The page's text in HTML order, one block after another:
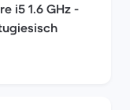
i5 1.6 GHz -